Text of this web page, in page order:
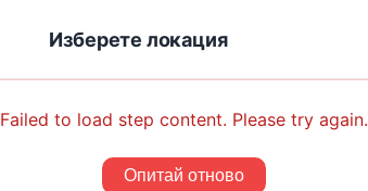
Изберете локация
Failed to load step content. Please try again.
Опитай отново